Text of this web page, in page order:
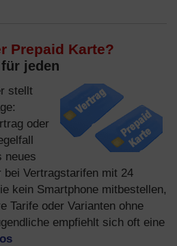
Prepaid Karte?
jeden
stellt
oder
neues
bei Vertragstarifen mit 24
kein Smartphone mitbestellen,
Tarife oder Varianten ohne
empfiehlt sich oft eine